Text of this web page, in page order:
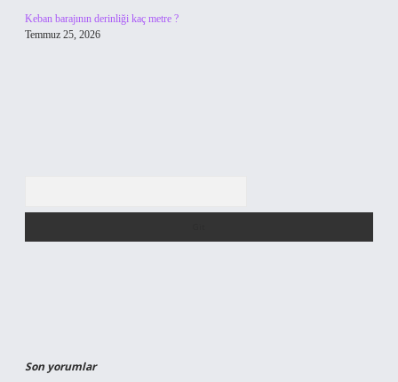
Keban barajının derinliği kaç metre ?
Temmuz 25, 2026
Son yorumlar